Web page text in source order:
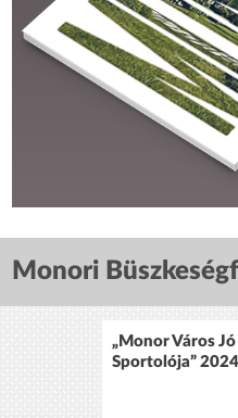
Monori
„Monor Város
Sportolója”